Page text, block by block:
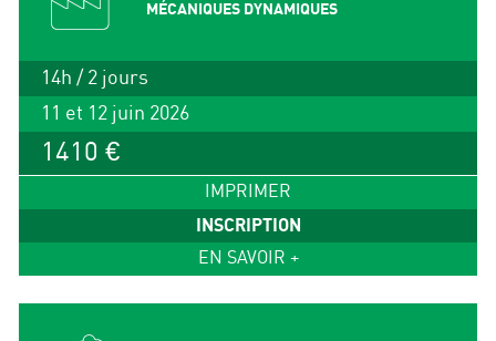
MÉCANIQUES DYNAMIQUES
14h / 2 jours
11 et 12 juin 2026
1410 €
IMPRIMER
INSCRIPTION
EN SAVOIR +